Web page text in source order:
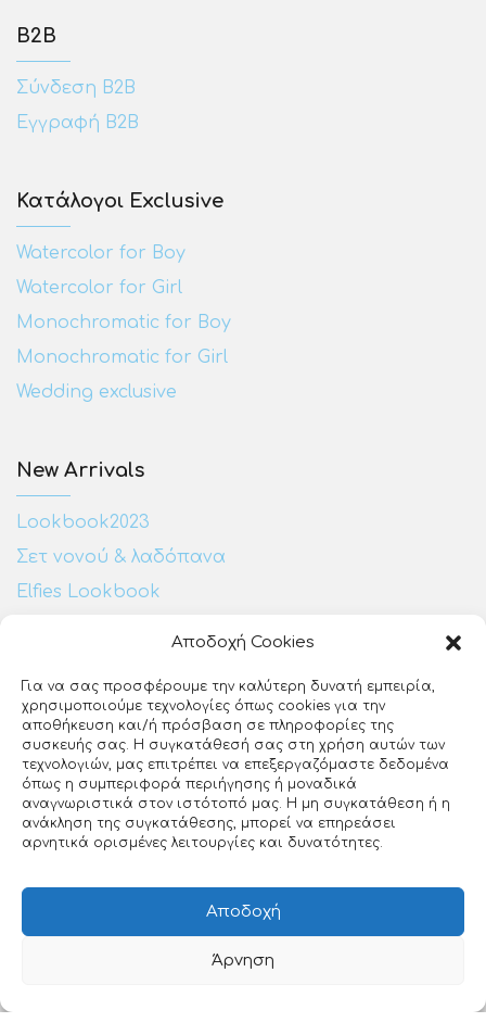
Αποδοχή Cookies
Για να σας προσφέρουμε την καλύτερη δυνατή εμπειρία,
χρησιμοποιούμε τεχνολογίες όπως cookies για την
αποθήκευση και/ή πρόσβαση σε πληροφορίες της
συσκευής σας. Η συγκατάθεσή σας στη χρήση αυτών των
τεχνολογιών, μας επιτρέπει να επεξεργαζόμαστε δεδομένα
όπως η συμπεριφορά περιήγησης ή μοναδικά
αναγνωριστικά στον ιστότοπό μας. Η μη συγκατάθεση ή η
ανάκληση της συγκατάθεσης, μπορεί να επηρεάσει
αρνητικά ορισμένες λειτουργίες και δυνατότητες.
Αποδοχή
Άρνηση
Β2Β
Σύνδεση Β2Β
Εγγραφή Β2Β
Κατάλογοι Exclusive
Watercolor for Boy
Watercolor for Girl
Monochromatic for Boy
Monochromatic for Girl
Wedding exclusive
New Arrivals
Lookbook2023
Σετ νονού & λαδόπανα
Elfies Lookbook
Ευζώνων 25
ΕΡΤ3
Θεσσαλονίκη, 54640
23140 27510
info@loveclip.gr